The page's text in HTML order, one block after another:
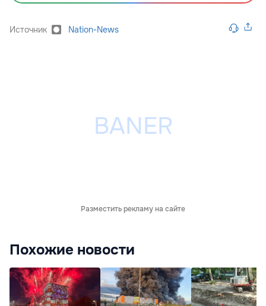
Источник Nation-News
Разместить рекламу на сайте
Похожие новости